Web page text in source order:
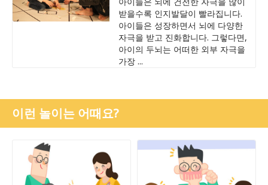
받을수록 인지발달이 빨라집니다.
아이들은 성장하면서 뇌에 다양한
자극을 받고 진화합니다. 그렇다면,
아이의 두뇌는 어떠한 외부 자극을
가장 ...
이런 놀이는 어때요?